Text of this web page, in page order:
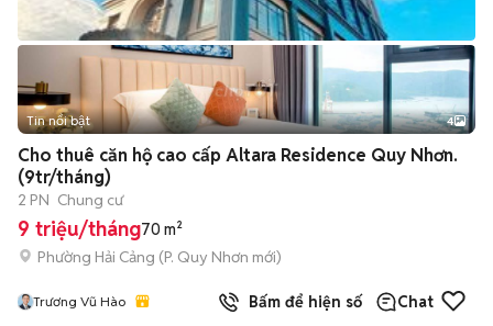
Tin nổi bật 4
Cho thuê căn hộ cao cấp Altara Residence Quy Nhơn.
(9tr/tháng)
2 PN Chung cư
9 triệu/tháng70 m²
Phường Hải Cảng (P. Quy Nhơn mới)
Trương Vũ Hào Bấm để hiện số Chat